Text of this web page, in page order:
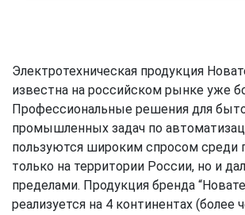
Электротехническая продукция
известна на российском рынке уже
Профессиональные решения для
промышленных задач по
пользуются широким спросом среди
только на территории России, но и
пределами. Продукция бренда
реализуется на 4 континентах (более